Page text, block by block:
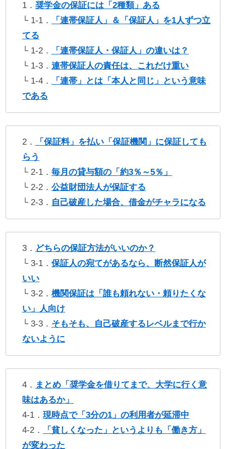
1． 奨学金の保証には「2種類」ある
└ 1-1．
「連帯保証人」＆「保証人」を1人ずつ立
てる
└ 1-2．
「連帯保証人・保証人」の違いは？
└ 1-3． 連帯保証人の責任は、これだけ重い
└ 1-4．
「連帯」とは「本人と同じ」という意味
である
2．
「保証料」を払い「保証機関」に保証しても
らう
└ 2-1． 毎月の貸与額の「約3％～5％」
└ 2-2． 公益財団法人が保証する
└ 2-3． 自己破産した場合、借金がチャラになる
3． どちらの保証方法がいいのか？
└ 3-1． 保証人の宛てがあるなら、断然保証人が
いい
└ 3-2． 機関保証は「誰も頼れない・頼りたくな
い」人向け
└ 3-3． そもそも、自己破産するレベルまで行か
ないように
4． まとめ「奨学金を借りてまで、大学に行く意
味はあるか」
4-1． 現時点で「3分の1」の利用者が延滞中
4-2．
「貧しくなった」というよりも「働き方」
が変わった